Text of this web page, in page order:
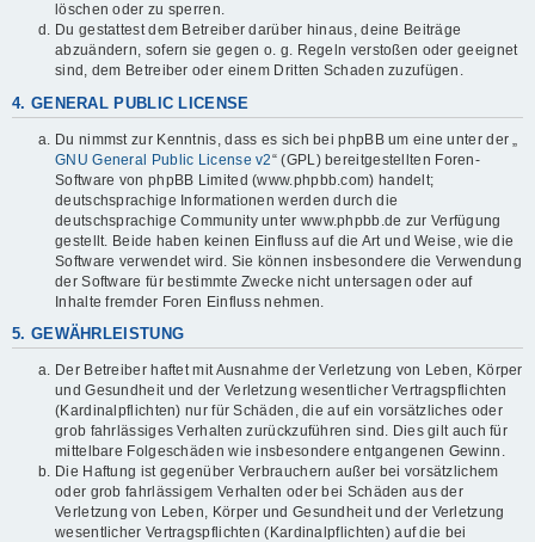
löschen oder zu sperren.
Du gestattest dem Betreiber darüber hinaus, deine Beiträge
abzuändern, sofern sie gegen o. g. Regeln verstoßen oder geeignet
sind, dem Betreiber oder einem Dritten Schaden zuzufügen.
4. GENERAL PUBLIC LICENSE
Du nimmst zur Kenntnis, dass es sich bei phpBB um eine unter der „
GNU General Public License v2“ (GPL) bereitgestellten Foren-
Software von phpBB Limited (www.phpbb.com) handelt;
deutschsprachige Informationen werden durch die
deutschsprachige Community unter www.phpbb.de zur Verfügung
gestellt. Beide haben keinen Einfluss auf die Art und Weise, wie die
Software verwendet wird. Sie können insbesondere die Verwendung
der Software für bestimmte Zwecke nicht untersagen oder auf
Inhalte fremder Foren Einfluss nehmen.
5. GEWÄHRLEISTUNG
Der Betreiber haftet mit Ausnahme der Verletzung von Leben, Körper
und Gesundheit und der Verletzung wesentlicher Vertragspflichten
(Kardinalpflichten) nur für Schäden, die auf ein vorsätzliches oder
grob fahrlässiges Verhalten zurückzuführen sind. Dies gilt auch für
mittelbare Folgeschäden wie insbesondere entgangenen Gewinn.
Die Haftung ist gegenüber Verbrauchern außer bei vorsätzlichem
oder grob fahrlässigem Verhalten oder bei Schäden aus der
Verletzung von Leben, Körper und Gesundheit und der Verletzung
wesentlicher Vertragspflichten (Kardinalpflichten) auf die bei